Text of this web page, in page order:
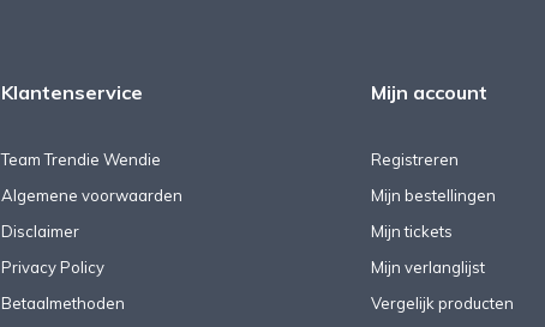
Klantenservice
Team Trendie Wendie
Algemene voorwaarden
Disclaimer
Privacy Policy
Betaalmethoden
Mijn account
Registreren
Mijn bestellingen
Mijn tickets
Mijn verlanglijst
Vergelijk producten